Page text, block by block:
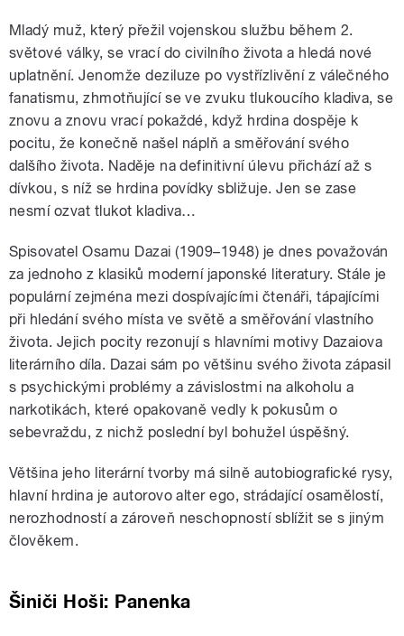
Mladý muž, který přežil vojenskou službu během 2.
světové války, se vrací do civilního života a hledá nové
uplatnění. Jenomže deziluze po vystřízlivění z válečného
fanatismu, zhmotňující se ve zvuku tlukoucího kladiva, se
znovu a znovu vrací pokaždé, když hrdina dospěje k
pocitu, že konečně našel náplň a směřování svého
dalšího života. Naděje na definitivní úlevu přichází až s
dívkou, s níž se hrdina povídky sbližuje. Jen se zase
nesmí ozvat tlukot kladiva…
Spisovatel Osamu Dazai (1909–1948) je dnes považován
za jednoho z klasiků moderní japonské literatury. Stále je
populární zejména mezi dospívajícími čtenáři, tápajícími
při hledání svého místa ve světě a směřování vlastního
života. Jejich pocity rezonují s hlavními motivy Dazaiova
literárního díla. Dazai sám po většinu svého života zápasil
s psychickými problémy a závislostmi na alkoholu a
narkotikách, které opakovaně vedly k pokusům o
sebevraždu, z nichž poslední byl bohužel úspěšný.
Většina jeho literární tvorby má silně autobiografické rysy,
hlavní hrdina je autorovo alter ego, strádající osamělostí,
nerozhodností a zároveň neschopností sblížit se s jiným
člověkem.
Šiniči Hoši: Panenka